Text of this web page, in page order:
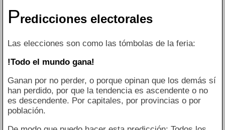
Predicciones electorales
Las elecciones son como las tómbolas de la feria:
!Todo el mundo gana!
Ganan por no perder, o porque opinan que los demás sí
han perdido, por que la tendencia es ascendente o no
es descendente. Por capitales, por provincias o por
población.